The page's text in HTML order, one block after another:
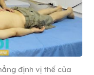
định vị thế của